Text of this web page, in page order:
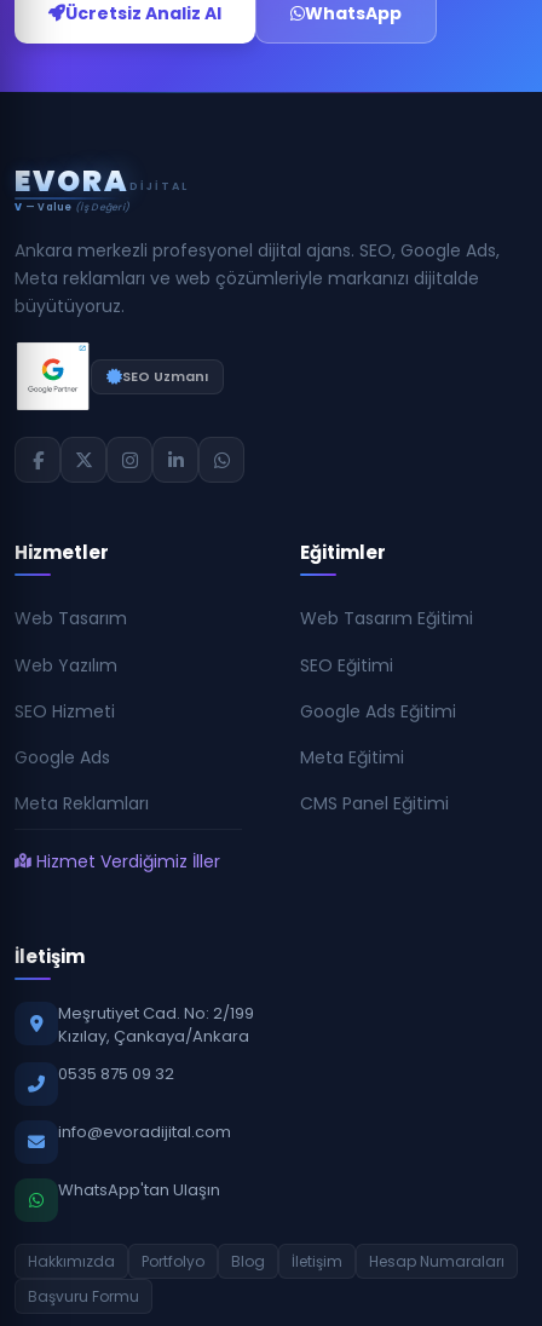
Ücretsiz Analiz Al WhatsApp
EVORA DIJITAL
V — Value (İş Değeri)
Ankara merkezli profesyonel dijital ajans. SEO, Google Ads,
Meta reklamları ve web çözümleriyle markanızı dijitalde
büyütüyoruz.
SEO Uzmanı
Hizmetler
Web Tasarım
Web Yazılım
SEO Hizmeti
Google Ads
Meta Reklamları
Hizmet Verdiğimiz İller
Eğitimler
Web Tasarım Eğitimi
SEO Eğitimi
Google Ads Eğitimi
Meta Eğitimi
CMS Panel Eğitimi
İletişim
Meşrutiyet Cad. No: 2/199
Kızılay, Çankaya/Ankara
0535 875 09 32
info@evoradijital.com
WhatsApp'tan Ulaşın
Hakkımızda Portfolyo Blog İletişim
Hesap Numaraları
Başvuru Formu